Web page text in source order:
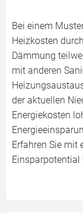
Bei einem
Heizkosten
Dämmung
mit anderen
der aktuellen
Energiekosten
Erfahren Sie mit
Einsparpotential